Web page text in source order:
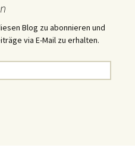
Blog zu abonnieren und
via E-Mail zu erhalten.